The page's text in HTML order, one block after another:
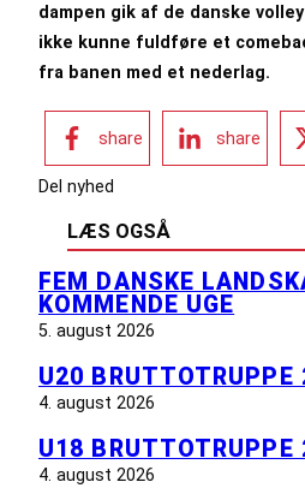
dampen gik af de danske
ikke kunne fuldføre et
fra banen med et nederlag.
share share
Del nyhed
LÆS OGSÅ
FEM DANSKE
KOMMENDE UGE
5. august 2026
U20 BRUTTOTRUPPE
4. august 2026
U18 BRUTTOTRUPPE
4. august 2026